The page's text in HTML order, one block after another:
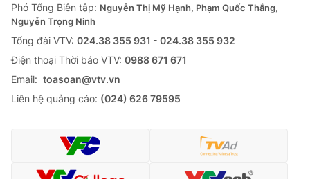
Phó Tổng Biên tập: Nguyễn Thị Mỹ Hạnh, Phạm Quốc Thắng,
Nguyễn Trọng Ninh
Tổng đài VTV: 024.38 355 931 - 024.38 355 932
Ðiện thoại Thời báo VTV: 0988 671 671
Email: toasoan@vtv.vn
Liên hệ quảng cáo: (024) 626 79595